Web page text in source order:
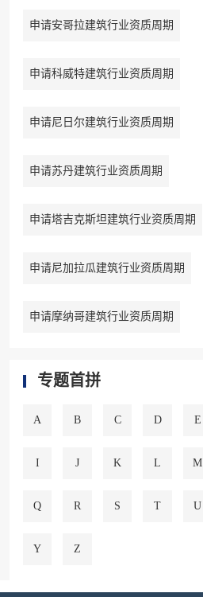
申请安哥拉建筑行业资质周期
申请科威特建筑行业资质周期
申请尼日尔建筑行业资质周期
申请苏丹建筑行业资质周期
申请塔吉克斯坦建筑行业资质周期
申请尼加拉瓜建筑行业资质周期
申请摩纳哥建筑行业资质周期
专题首拼
A B C D E
I J K L M
Q R S T U
Y Z